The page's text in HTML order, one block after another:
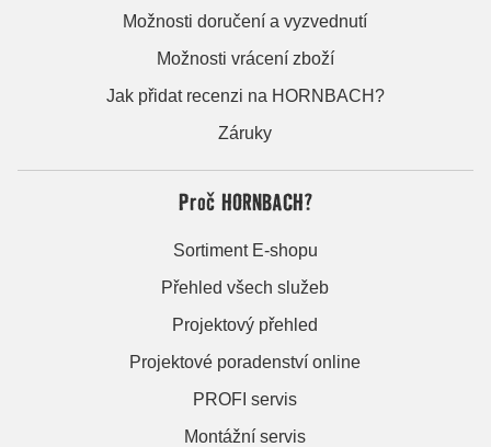
Možnosti doručení a vyzvednutí
Možnosti vrácení zboží
Jak přidat recenzi na HORNBACH?
Záruky
Proč HORNBACH?
Sortiment E-shopu
Přehled všech služeb
Projektový přehled
Projektové poradenství online
PROFI servis
Montážní servis